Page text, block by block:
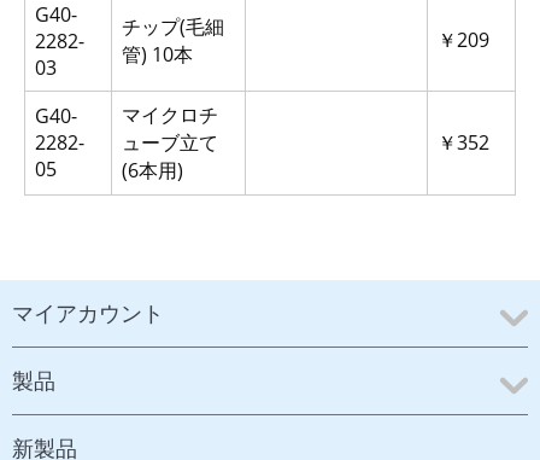
G40-
2282-
03
チップ(毛細
管) 10本
￥209
G40-
2282-
05
マイクロチ
ューブ立て
(6本用)
￥352
マイアカウント
製品
新製品